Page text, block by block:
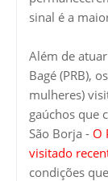
sinal é a
Além de
Bagé (PRB),
mulheres)
gaúchos que
São Borja - O
visitado
condições